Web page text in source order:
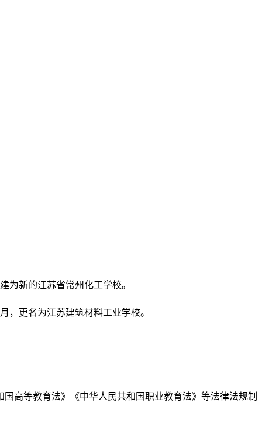
为新的江苏省常州化工学校。
，更名为江苏建筑材料工业学校。
高等教育法》《中华人民共和国职业教育法》等法律法规制